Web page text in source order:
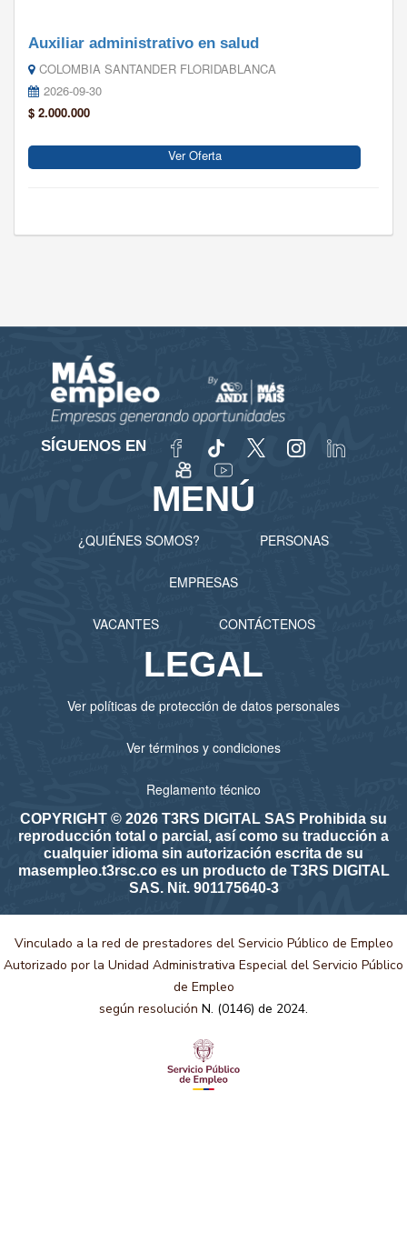
Auxiliar administrativo en salud
COLOMBIA SANTANDER FLORIDABLANCA
2026-09-30
$ 2.000.000
Ver Oferta
SÍGUENOS EN
MENÚ
¿QUIÉNES SOMOS? PERSONAS
EMPRESAS
VACANTES CONTÁCTENOS
LEGAL
Ver políticas de protección de datos personales
Ver términos y condiciones
Reglamento técnico
COPYRIGHT © 2026 T3RS DIGITAL SAS Prohibida su
reproducción total o parcial, así como su traducción a
cualquier idioma sin autorización escrita de su
masempleo.t3rsc.co es un producto de T3RS DIGITAL
SAS. Nit. 901175640-3
Vinculado a la red de prestadores del Servicio Público de Empleo
Autorizado por la Unidad Administrativa Especial del Servicio Público
de Empleo
según resolución N. (0146) de 2024.